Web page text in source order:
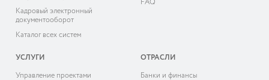
Кадровый электронный
документооборот
Каталог всех систем
FAQ
УСЛУГИ
Управление проектами
ОТРАСЛИ
Банки и финансы